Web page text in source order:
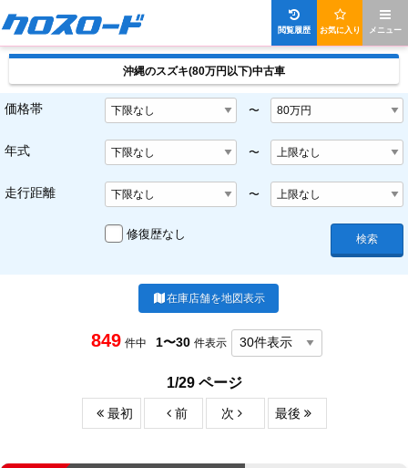
メニュー
お気に入り
閲覧履歴
沖縄のスズキ(80万円以下)中古車
価格帯 〜
年式 〜
走行距離 〜
修復歴なし 検索
在庫店舗を地図表示
849 件中 1〜30 件表示
1/29 ページ
最初 前 次 最後